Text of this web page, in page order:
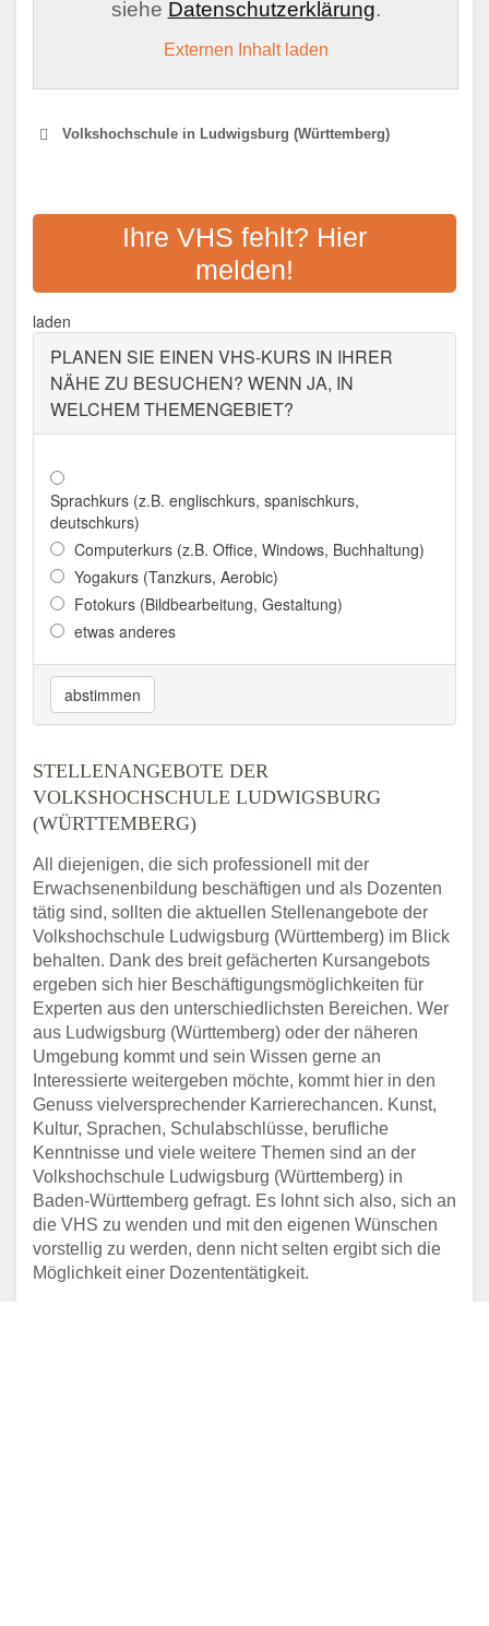
siehe Datenschutzerklärung.
Externen Inhalt laden
Volkshochschule in Ludwigsburg (Württemberg)
VOLKSHOCHSCHULE
LUDWIGSBURG STADT
Seestraße 16, 71638 Ludwigsburg
Aktualisiert: August 2021
KREIS-VOLKSHOCHSCHULE
LUDWIGSBURG SCHILLER-
VHS
Ihre VHS fehlt? Hier
melden!
laden
PLANEN SIE EINEN VHS-KURS IN IHRER
NÄHE ZU BESUCHEN? WENN JA, IN
WELCHEM THEMENGEBIET?
Sprachkurs (z.B. englischkurs, spanischkurs,
deutschkurs)
Computerkurs (z.B. Office, Windows, Buchhaltung)
Yogakurs (Tanzkurs, Aerobic)
Fotokurs (Bildbearbeitung, Gestaltung)
etwas anderes
abstimmen
STELLENANGEBOTE DER
VOLKSHOCHSCHULE LUDWIGSBURG
(WÜRTTEMBERG)
All diejenigen, die sich professionell mit der
Erwachsenenbildung beschäftigen und als Dozenten
tätig sind, sollten die aktuellen Stellenangebote der
Volkshochschule Ludwigsburg (Württemberg) im Blick
behalten. Dank des breit gefächerten Kursangebots
ergeben sich hier Beschäftigungsmöglichkeiten für
Experten aus den unterschiedlichsten Bereichen. Wer
aus Ludwigsburg (Württemberg) oder der näheren
Umgebung kommt und sein Wissen gerne an
Interessierte weitergeben möchte, kommt hier in den
Genuss vielversprechender Karrierechancen. Kunst,
Kultur, Sprachen, Schulabschlüsse, berufliche
Kenntnisse und viele weitere Themen sind an der
Volkshochschule Ludwigsburg (Württemberg) in
Baden-Württemberg gefragt. Es lohnt sich also, sich an
die VHS zu wenden und mit den eigenen Wünschen
vorstellig zu werden, denn nicht selten ergibt sich die
Möglichkeit einer Dozententätigkeit.